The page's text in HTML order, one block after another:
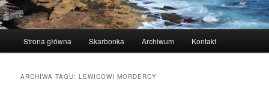
Strona główna Skarbonka Archiwum Kontakt
ARCHIWA TAGU:LEWICOWI MORDERCY